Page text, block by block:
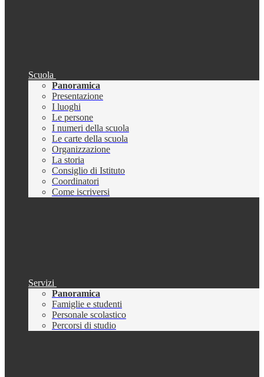
Scuola
Panoramica
Presentazione
I luoghi
Le persone
I numeri della scuola
Le carte della scuola
Organizzazione
La storia
Consiglio di Istituto
Coordinatori
Come iscriversi
Servizi
Panoramica
Famiglie e studenti
Personale scolastico
Percorsi di studio